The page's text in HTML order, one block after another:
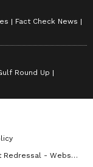
Fact Check News
Round Up
- Website